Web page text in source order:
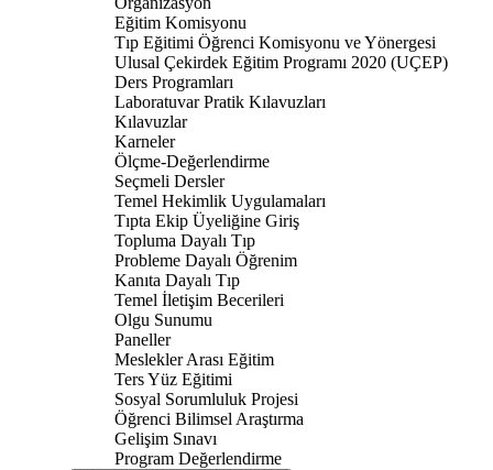
Eğitim Komisyonu
Tıp Eğitimi Öğrenci Komisyonu ve Yönergesi
Ulusal Çekirdek Eğitim Programı 2020 (UÇEP)
Ders Programları
Laboratuvar Pratik Kılavuzları
Kılavuzlar
Karneler
Ölçme-Değerlendirme
Seçmeli Dersler
Temel Hekimlik Uygulamaları
Tıpta Ekip Üyeliğine Giriş
Topluma Dayalı Tıp
Probleme Dayalı Öğrenim
Kanıta Dayalı Tıp
Temel İletişim Becerileri
Olgu Sunumu
Paneller
Meslekler Arası Eğitim
Ters Yüz Eğitimi
Sosyal Sorumluluk Projesi
Öğrenci Bilimsel Araştırma
Gelişim Sınavı
Program Değerlendirme